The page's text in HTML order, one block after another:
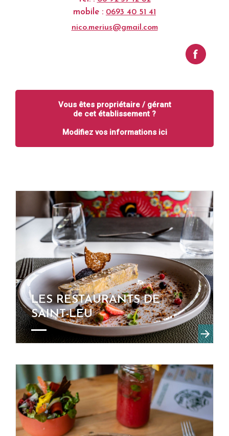
mobile : 0693 40 51 41
nico.merius@gmail.com
Vous êtes propriétaire / gérant
de cet établissement ?
Modifiez vos informations ici
LES RESTAURANTS DE
SAINT-LEU